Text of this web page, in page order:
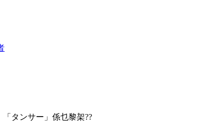
「タンサー」係乜黎架??